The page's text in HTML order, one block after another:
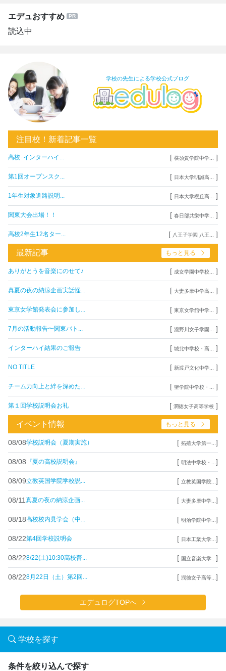
エデュおすすめ
読込中
学校の先生による学校公式ブログ
注目校！新着記事一覧
高校･インターハイ... [ 横須賀学院中学... ]
第1回オープンスク... [ 日本大学明誠高... ]
1年生対象進路説明... [ 日本大学櫻丘高... ]
関東大会出場！！ [ 春日部共栄中学... ]
高校2年生12名ター... [ 八王子学園 八王... ]
最新記事 もっと見る
ありがとうを音楽にのせて♪ [ 成女学園中学校... ]
真夏の夜の納涼企画実話怪... [ 大妻多摩中学高... ]
東京女学館発表会に参加し... [ 東京女学館中学... ]
7月の活動報告〜関東バト... [ 瀧野川女子学園... ]
インターハイ結果のご報告 [ 城北中学校・高... ]
NO TITLE [ 新渡戸文化中学... ]
チーム力向上と絆を深めた... [ 聖学院中学校・... ]
第１回学校説明会お礼 [ 潤徳女子高等学校 ]
イベント情報 もっと見る
08/08学校説明会（夏期実施） [ 拓殖大学第一... ]
08/08 『夏の高校説明会』 [ 明法中学校・... ]
08/09立教英国学院学校説... [ 立教英国学院... ]
08/11 真夏の夜の納涼企画... [ 大妻多摩中学... ]
08/18高校校内見学会（中... [ 明治学院中学... ]
08/22第4回学校説明会 [ 日本工業大学... ]
08/228/22(土)10:30高校普... [ 国立音楽大学... ]
08/228月22日（土）第2回... [ 潤徳女子高等... ]
エデュログTOPへ
学校を探す
条件を絞り込んで探す